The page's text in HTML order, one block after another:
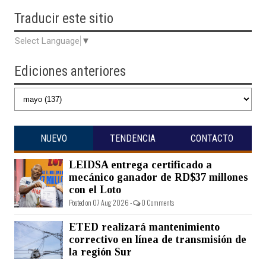
Traducir este sitio
Select Language ▼
Ediciones anteriores
NUEVO TENDENCIA CONTACTO
LEIDSA entrega certificado a
mecánico ganador de RD$37 millones
con el Loto
Posted on 07 Aug 2026 - 0 Comments
ETED realizará mantenimiento
correctivo en línea de transmisión de
la región Sur